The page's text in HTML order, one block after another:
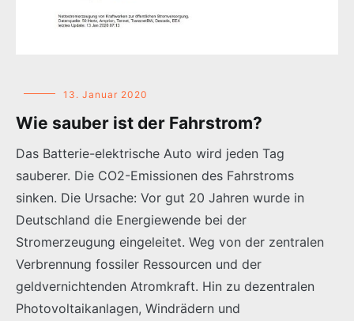
13. Januar 2020
Wie sauber ist der Fahrstrom?
Das Batterie-elektrische Auto wird jeden Tag
sauberer. Die CO2-Emissionen des Fahrstroms
sinken. Die Ursache: Vor gut 20 Jahren wurde in
Deutschland die Energiewende bei der
Stromerzeugung eingeleitet. Weg von der zentralen
Verbrennung fossiler Ressourcen und der
geldvernichtenden Atromkraft. Hin zu dezentralen
Photovoltaikanlagen, Windrädern und